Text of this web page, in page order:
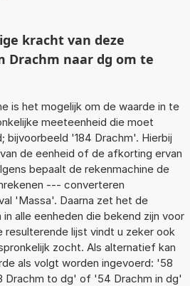
kracht van deze
Drachm naar dg om te
is het mogelijk om de waarde in te
meeteenheid die moet
bijvoorbeeld '184 Drachm'. Hierbij
de eenheid of de afkorting ervan
bepaalt de rekenmachine de
--- converteren
'Massa'. Daarna zet het de
alle eenheden die bekend zijn voor
resulterende lijst vindt u zeker ook
zocht. Als alternatief kan
als volgt worden ingevoerd: '58
Drachm to dg' of '54 Drachm in dg'